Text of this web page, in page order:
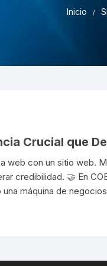
Inicio
Crucial que
web con un sitio web.
credibilidad. 🤝 En
máquina de